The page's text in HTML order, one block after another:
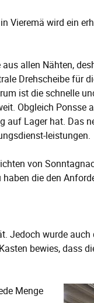
Vieremä wird ein
allen Nähten,
Drehscheibe für
ist die schnelle
Obgleich Ponsse
auf Lager hat. Das
leistungen.
von
die den
Jedoch wurde
bewies, dass
Menge